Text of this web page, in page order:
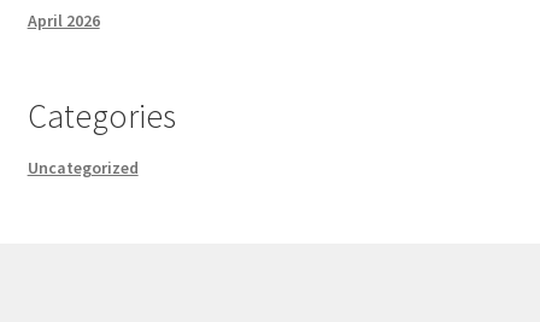
April 2026
Categories
Uncategorized